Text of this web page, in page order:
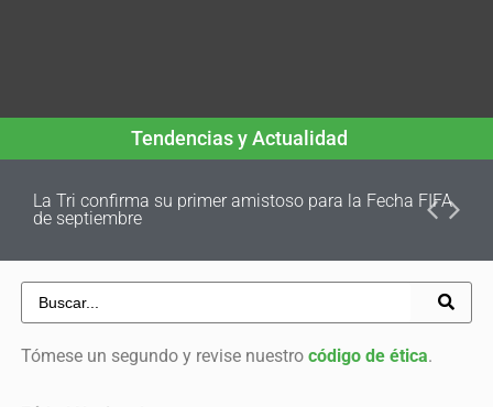
Tendencias y Actualidad
La Tri confirma su primer amistoso para la Fecha FIFA
de septiembre
Tómese un segundo y revise nuestro código de ética.